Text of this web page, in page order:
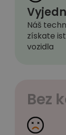
Náš
získate
vozidla
Bez